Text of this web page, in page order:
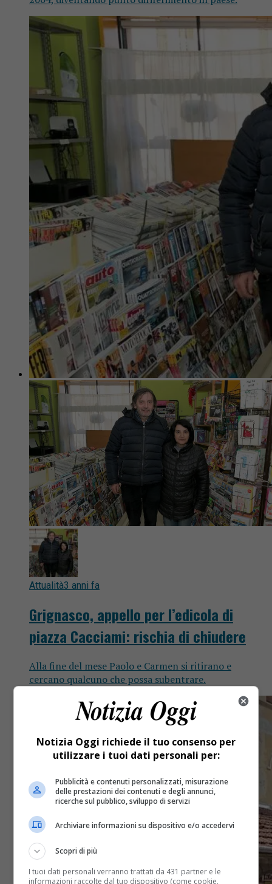
Attualità3 anni fa
Grignasco, appello per l’edicola di
piazza Cacciami: rischia di chiudere
Alla fine del mese Paolo e Carmen si ritirano e
cercano qualcuno che possa subentrare.
Notizia Oggi richiede il tuo consenso per
utilizzare i tuoi dati personali per:
Pubblicità e contenuti personalizzati, misurazione
delle prestazioni dei contenuti e degli annunci,
ricerche sul pubblico, sviluppo di servizi
Archiviare informazioni su dispositivo e/o accedervi
Scopri di più
I tuoi dati personali verranno trattati da 431 partner e le
informazioni raccolte dal tuo dispositivo (come cookie,